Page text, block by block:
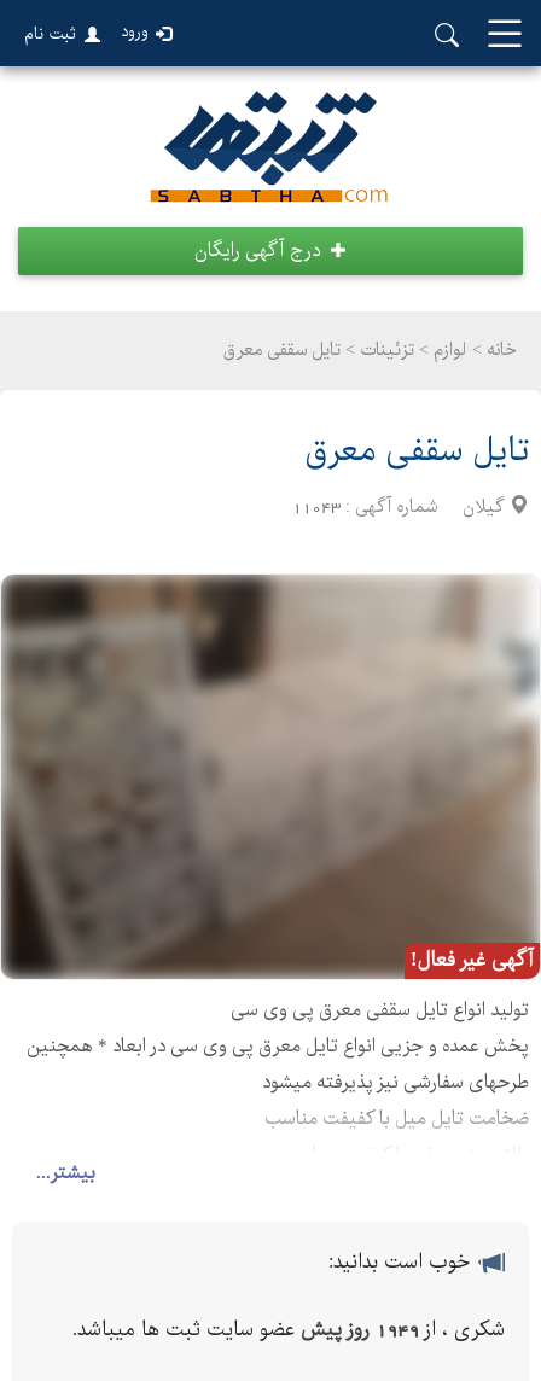
ورود ثبت نام
درج آگهی رایگان
خانه > لوازم > تزئینات > تایل سقفی معرق
تایل سقفی معرق
گیلان شماره آگهی : 11043
آگهی غیر فعال!
بیشتر...
تولید انواع تایل سقفی معرق پی وی سی
پخش عمده و جزیی انواع تایل معرق پی وی سی در ابعاد * همچنین
طرحهای سفارشی نیز پذیرفته میشود
ضخامت تایل میل با کفیفت مناسب
خوب است بدانید:
شکری ، از 1949 روز پیش عضو سایت ثبت ها میباشد.